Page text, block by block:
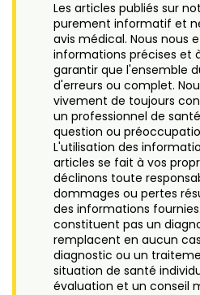
Les articles publiés sur
purement informatif et
avis médical. Nous nous
informations précises et
garantir que l'ensemble
d'erreurs ou complet.
vivement de toujours
un professionnel de
question ou
L'utilisation des
articles se fait à vos
déclinons toute
dommages ou pertes
des informations
constituent pas un
remplacent en aucun
diagnostic ou un
situation de santé
évaluation et un conseil